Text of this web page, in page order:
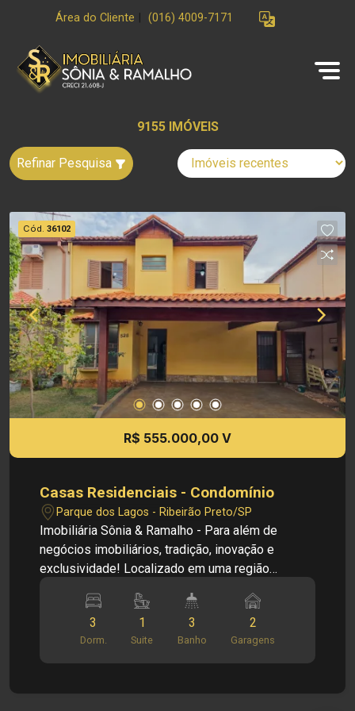
Área do Cliente (016) 4009-7171
9155 IMÓVEIS
Refinar Pesquisa
Cód. 36102
R$ 555.000,00 V
Casas Residenciais - Condomínio
Parque dos Lagos - Ribeirão Preto/SP
Imobiliária Sônia & Ramalho - Para além de
negócios imobiliários, tradição, inovação e
exclusividade! Localizado em uma região
oferece conforto, segurança e praticidade para
toda a família. A localização proporciona fácil
acesso às principais vias da cidade, além da
proximidade com supermercados, comércios,
3
Dorm.
1
Suite
3
Banho
2
Garagens